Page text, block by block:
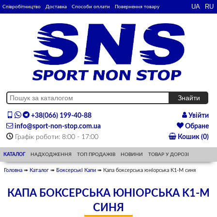
Співробітництво Доставка Способи оплати Повернення товару
+38(066) 199-40-88
info@sport-non-stop.com.ua
Графік роботи: 8:00 - 17:00
Увійти
Обране
Кошик (0)
КАТАЛОГ НАДХОДЖЕННЯ ТОП ПРОДАЖІВ НОВИНИ ТОВАР У ДОРОЗІ
Головна ➠ Каталог ➠ Боксерські Капи ➠ Капа боксерська юніорська K1-M синя
КАПА БОКСЕРСЬКА ЮНІОРСЬКА K1-M
СИНЯ